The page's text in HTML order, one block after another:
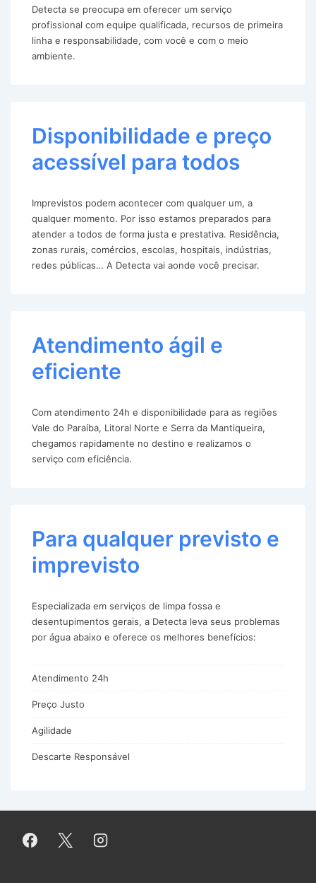
Detecta se preocupa em oferecer um serviço
profissional com equipe qualificada, recursos de primeira
linha e responsabilidade, com você e com o meio
ambiente.
Disponibilidade e preço
acessível para todos
Imprevistos podem acontecer com qualquer um, a
qualquer momento. Por isso estamos preparados para
atender a todos de forma justa e prestativa. Residência,
zonas rurais, comércios, escolas, hospitais, indústrias,
redes públicas… A Detecta vai aonde você precisar.
Atendimento ágil e
eficiente
Com atendimento 24h e disponibilidade para as regiões
Vale do Paraíba, Litoral Norte e Serra da Mantiqueira,
chegamos rapidamente no destino e realizamos o
serviço com eficiência.
Para qualquer previsto e
imprevisto
Especializada em serviços de limpa fossa e
desentupimentos gerais, a Detecta leva seus problemas
por água abaixo e oferece os melhores benefícios:
Atendimento 24h
Preço Justo
Agilidade
Descarte Responsável